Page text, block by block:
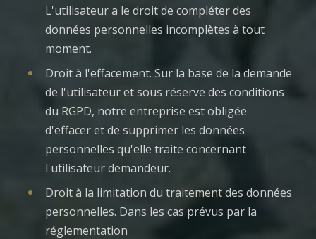
L'utilisateur a le droit de compléter des
données personnelles incomplètes à tout
moment.
Droit à l'effacement. Sur la base de la demande
de l'utilisateur et sous réserve des conditions
du RGPD, notre entreprise est obligée
d'effacer et de supprimer les données
personnelles qu'elle traite concernant
l'utilisateur demandeur.
Droit à la limitation du traitement des données
personnelles. Dans les cas prévus par la
réglementation